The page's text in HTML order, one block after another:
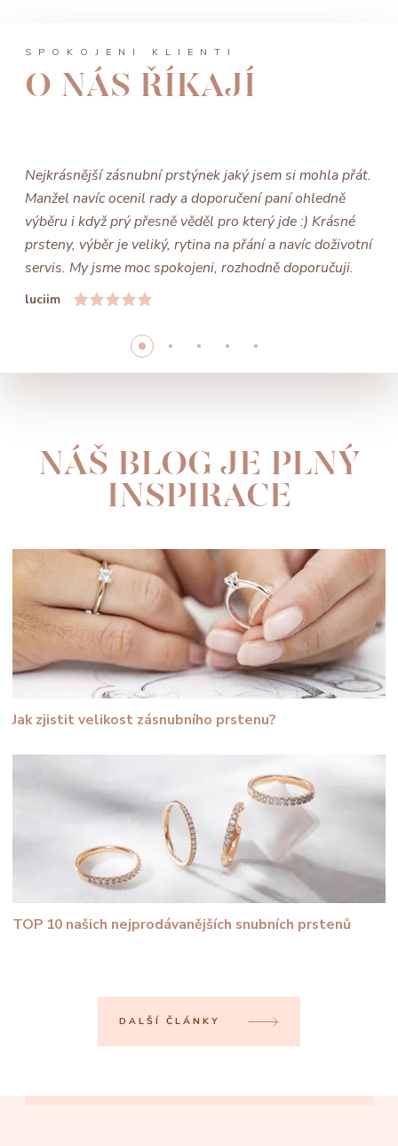
SPOKOJENÍ KLIENTI
O NÁS ŘÍKAJÍ
Nejkrásnější zásnubní prstýnek jaký jsem si mohla přát.
Manžel navíc ocenil rady a doporučení paní ohledně
výběru i když prý přesně věděl pro který jde :) Krásné
prsteny, výběr je veliký, rytina na přání a navíc doživotní
servis. My jsme moc spokojeni, rozhodně doporučuji.
luciim
NÁŠ BLOG JE PLNÝ
INSPIRACE
Jak zjistit velikost zásnubního prstenu?
TOP 10 našich nejprodávanějších snubních prstenů
DALŠÍ ČLÁNKY